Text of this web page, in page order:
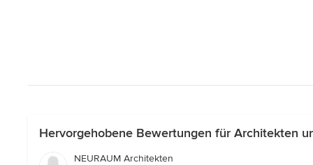
Hervorgehobene Bewertungen für Architekten
NEURAUM Architekten